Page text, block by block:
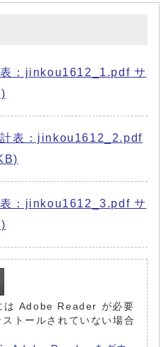
表：jinkou1612_1.pdf サ
計表：jinkou1612_2.pdf
表：jinkou1612_3.pdf サ
は Adobe Reader が必要
トールされていない場合